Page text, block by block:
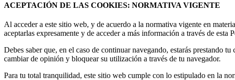
ACEPTACIÓN DE LAS COOKIES: NORMATIVA VIGENTE
Al acceder a este sitio web, y de acuerdo a la normativa vigente en
aceptarlas expresamente y de acceder a más información a través de esta
Debes saber que, en el caso de continuar navegando, estarás prestando
cambiar de opinión y bloquear su utilización a través de tu navegador.
Para tu total tranquilidad, este sitio web cumple con lo estipulado en la